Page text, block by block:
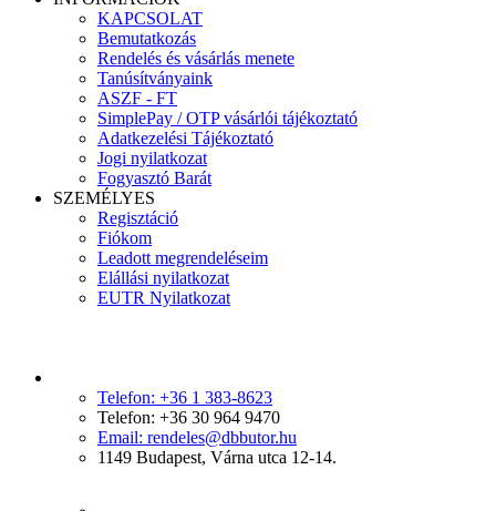
KAPCSOLAT
Bemutatkozás
Rendelés és vásárlás menete
Tanúsítványaink
ASZF - FT
SimplePay / OTP vásárlói tájékoztató
Adatkezelési Tájékoztató
Jogi nyilatkozat
Fogyasztó Barát
SZEMÉLYES
Regisztáció
Fiókom
Leadott megrendeléseim
Elállási nyilatkozat
EUTR Nyilatkozat
Telefon: +36 1 383-8623
Telefon: +36 30 964 9470
Email: rendeles@dbbutor.hu
1149 Budapest, Várna utca 12-14.